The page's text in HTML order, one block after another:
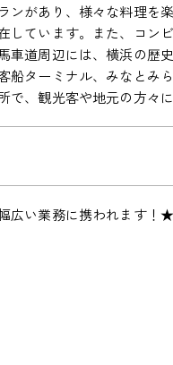
があり、様々な料理を
しています。また、コン
道周辺には、横浜の歴
ターミナル、みなとみ
、観光客や地元の方々に
広い業務に携われます！